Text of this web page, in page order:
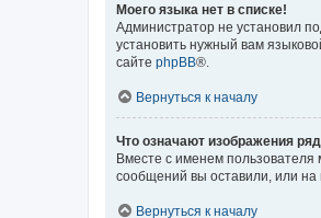
Моего языка нет в списке!
Администратор не установил
установить нужный вам
сайте phpBB®.
Вернуться к началу
Что означают изображения
Вместе с именем пользователя
сообщений вы оставили, или на
Вернуться к началу